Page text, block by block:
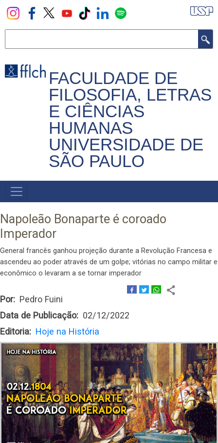
Pular
para
principal
FACULDADE DE
FILOSOFIA, LETRAS
E CIÊNCIAS
HUMANAS
UNIVERSIDADE DE
SÃO PAULO
NAVEGADOR
PRINCIPAL
Napoleão Bonaparte é coroado
Imperador
General francês ganhou projeção durante a Revolução Francesa e
ascendeu ao poder através de um golpe; vitórias no campo militar e
econômico o levaram a se tornar imperador
Por
Pedro Fuini
Data de Publicação
02/12/2022
Editoria
Hoje na História